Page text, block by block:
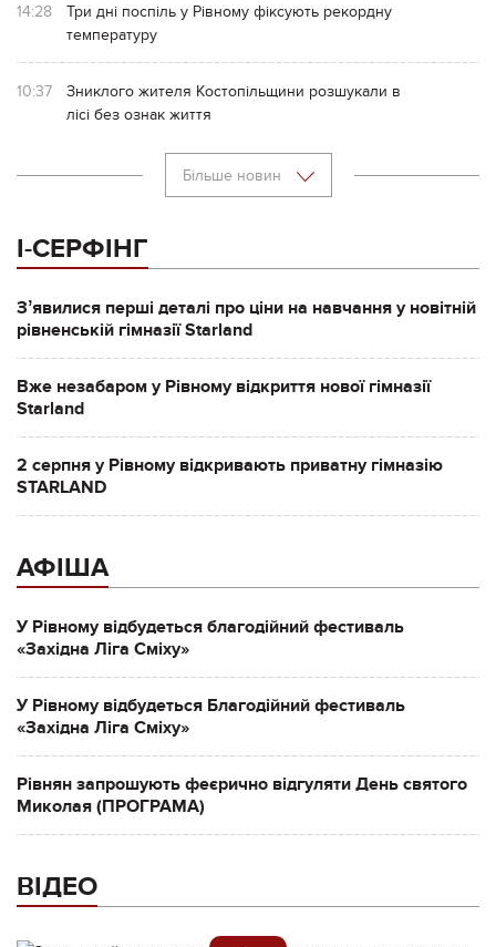
14:28
Три дні поспіль у Рівному фіксують рекордну
температуру
10:37
Зниклого жителя Костопільщини розшукали в
лісі без ознак життя
Більше новин
І-СЕРФІНГ
Зʼявилися перші деталі про ціни на навчання у новітній
рівненській гімназії Starland
Вже незабаром у Рівному відкриття нової гімназії
Starland
2 серпня у Рівному відкривають приватну гімназію
STARLAND
АФІША
У Рівному відбудеться благодійний фестиваль
«Західна Ліга Сміху»
У Рівному відбудеться Благодійний фестиваль
«Західна Ліга Сміху»
Рівнян запрошують феєрично відгуляти День святого
Миколая (ПРОГРАМА)
ВІДЕО